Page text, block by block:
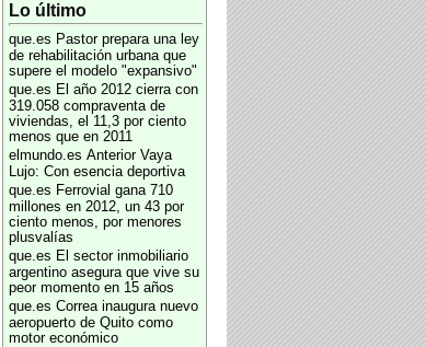
Lo último
que.es Pastor prepara una ley
de rehabilitación urbana que
supere el modelo "expansivo"
que.es El año 2012 cierra con
319.058 compraventa de
viviendas, el 11,3 por ciento
menos que en 2011
elmundo.es Anterior Vaya
Lujo: Con esencia deportiva
que.es Ferrovial gana 710
millones en 2012, un 43 por
ciento menos, por menores
plusvalías
que.es El sector inmobiliario
argentino asegura que vive su
peor momento en 15 años
que.es Correa inaugura nuevo
aeropuerto de Quito como
motor económico